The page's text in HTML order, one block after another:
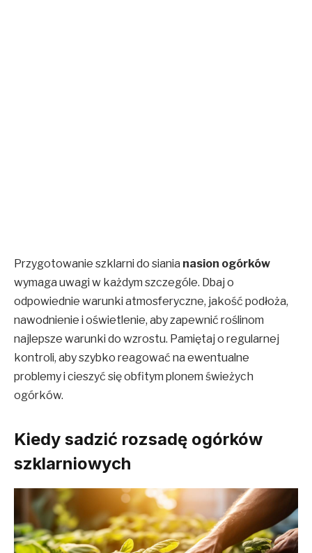
Przygotowanie szklarni do siania nasion ogórków
wymaga uwagi w każdym szczególe. Dbaj o
odpowiednie warunki atmosferyczne, jakość podłoża,
nawodnienie i oświetlenie, aby zapewnić roślinom
najlepsze warunki do wzrostu. Pamiętaj o regularnej
kontroli, aby szybko reagować na ewentualne
problemy i cieszyć się obfitym plonem świeżych
ogórków.
Kiedy sadzić rozsadę ogórków
szklarniowych